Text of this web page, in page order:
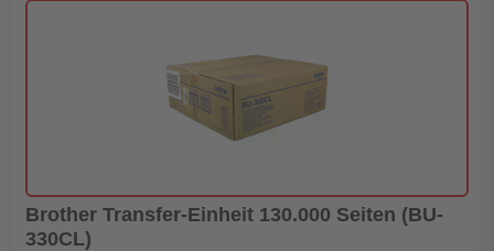
Brother Transfer-Einheit 130.000 Seiten (BU-
330CL)